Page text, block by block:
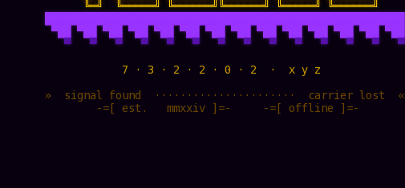
▀██ ▀██ ▀██ ▀██ ▀██ ▀██ ▀██ ▀██ ▀██ ▀██ ▀██ ▀██ ▀██ ▀██
   ▀   ▀   ▀   ▀   ▀   ▀   ▀   ▀   ▀   ▀   ▀   ▀   ▀   ▀
            7 · 3 · 2 · 2 · 0 · 2  ·  x y z
»  signal found  ······················  carrier lost  «
        -=[ est.
  mmxxiv
]=-     -=[ offline ]=-